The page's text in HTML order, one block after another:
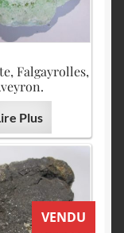
Falgayrolles,
Plus
VENDU